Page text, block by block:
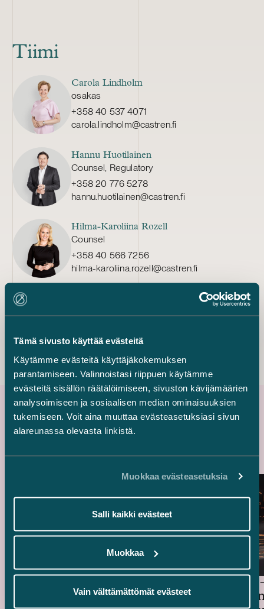
Tämä sivusto käyttää evästeitä
Käytämme evästeitä käyttäjäkokemuksen
parantamiseen. Valinnoistasi riippuen käytämme
evästeitä sisällön räätälöimiseen, sivuston kävijämäärien
analysoimiseen ja sosiaalisen median ominaisuuksien
tukemiseen. Voit aina muuttaa evästeasetuksiasi sivun
alareunassa olevasta linkistä.
Muokkaa evästeasetuksia
Salli kaikki evästeet
Muokkaa
Vain välttämättömät evästeet
Tiimi
Carola Lindholm
osakas
+358 40 537 4071
carola.lindholm@castren.fi
Hannu Huotilainen
Counsel, Regulatory
+358 20 776 5278
hannu.huotilainen@castren.fi
Hilma-Karoliina Rozell
Counsel
+358 40 566 7256
hilma-karoliina.rozell@castren.fi
piia.raappana@castren.fi
Uusimmat referenssit
energiavarastohankkeen osto
HANZA